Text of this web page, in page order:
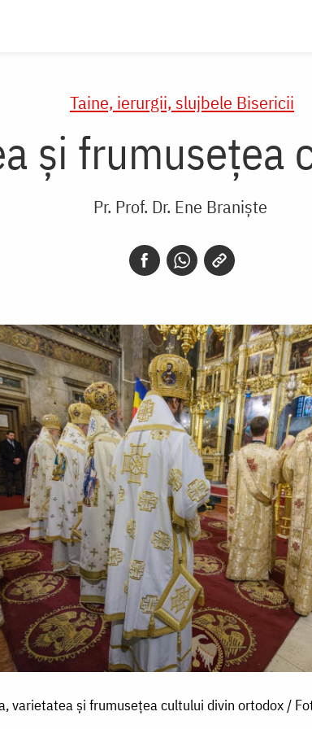
Taine, ierurgii, slujbele Bisericii
și
Pr. Prof. Dr. Ene Braniște
varietatea și frumusețea cultului divin ortodox /